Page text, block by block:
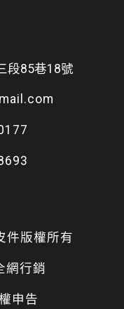
段85巷18號
件版權所有
網行銷
申告